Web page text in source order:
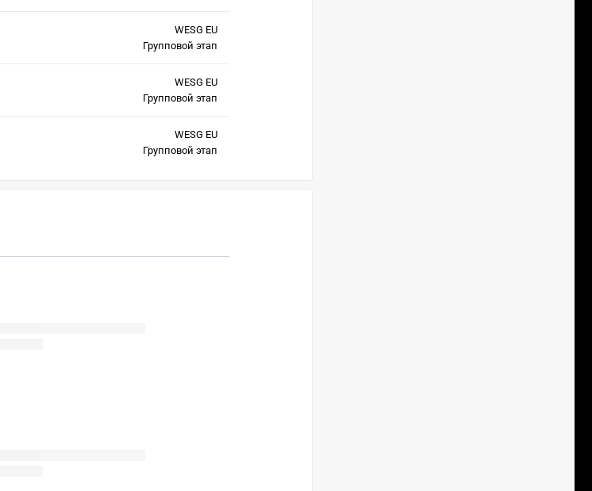
WESG EU
Групповой этап
WESG EU
Групповой этап
WESG EU
Групповой этап